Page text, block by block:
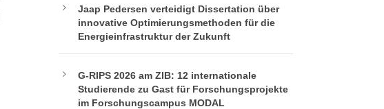
Jaap Pedersen verteidigt Dissertation über
innovative Optimierungsmethoden für die
Energieinfrastruktur der Zukunft
G-RIPS 2026 am ZIB: 12 internationale
Studierende zu Gast für Forschungsprojekte
im Forschungscampus MODAL